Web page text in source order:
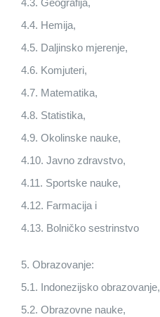
4.3. Geografija,
4.4. Hemija,
4.5. Daljinsko mjerenje,
4.6. Komjuteri,
4.7. Matematika,
4.8. Statistika,
4.9. Okolinske nauke,
4.10. Javno zdravstvo,
4.11. Sportske nauke,
4.12. Farmacija i
4.13. Bolničko sestrinstvo
5. Obrazovanje:
5.1. Indonezijsko obrazovanje,
5.2. Obrazovne nauke,